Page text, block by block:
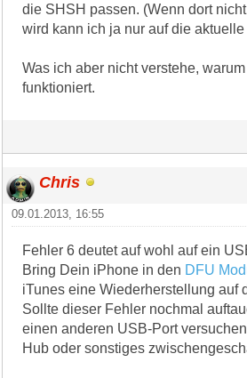
die SHSH passen. (Wenn dort
wird kann ich ja nur auf die
Was ich aber nicht verstehe,
funktioniert.
Chris
09.01.2013, 16:55
Fehler 6 deutet auf wohl auf ein
Bring Dein iPhone in den DFU
iTunes eine Wiederherstellung auf
Sollte dieser Fehler nochmal
einen anderen USB-Port
Hub oder sonstiges